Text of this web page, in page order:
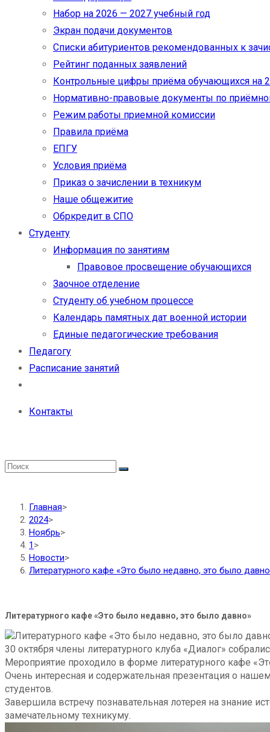
Набор на 2026 — 2027 учебный год
Экран подачи документов
Cписки абитуриентов рекомендованных к
Рейтинг поданных заявлений
Контрольные цифры приёма обучающихся на
Нормативно-правовые документы по
Режим работы приемной комиссии
Правила приёма
ЕПГУ
Условия приёма
Приказ о зачислении в техникум
Наше общежитие
Обркредит в СПО
Студенту
Информация по занятиям
Правовое просвещение обучающихся
Заочное отделение
Студенту об учебном процессе
Календарь памятных дат военной истории
Единые педагогические требования
Педагогу
Расписание занятий
Контакты
Главная>
2024>
Ноябрь>
1>
Новости>
Литературного кафе «Это было недавно, это было
Литературного кафе «Это было недавно, это было давно»
30 октября члены литературного клуба «Диалог»
Мероприятие проходило в форме литературного кафе
Очень интересная и содержательная презентация о
студентов.
Завершила встречу познавательная лотерея на знание
замечательному техникуму.